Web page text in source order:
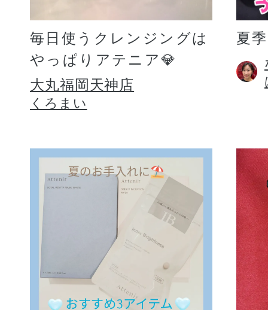
毎日使うクレンジングは
やっぱりアテニア💎
大丸福岡天神店
くろまい
夏